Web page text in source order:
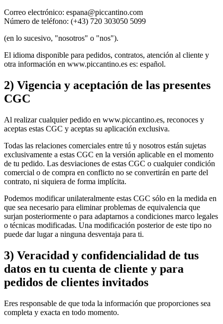
Correo electrónico: espana@piccantino.com
Número de teléfono: (+43) 720 303050 5099
(en lo sucesivo, "nosotros" o "nos").
El idioma disponible para pedidos, contratos, atención al cliente y
otra información en www.piccantino.es es: español.
2) Vigencia y aceptación de las presentes
CGC
Al realizar cualquier pedido en www.piccantino.es, reconoces y
aceptas estas CGC y aceptas su aplicación exclusiva.
Todas las relaciones comerciales entre tú y nosotros están sujetas
exclusivamente a estas CGC en la versión aplicable en el momento
de tu pedido. Las desviaciones de estas CGC o cualquier condición
comercial o de compra en conflicto no se convertirán en parte del
contrato, ni siquiera de forma implícita.
Podemos modificar unilateralmente estas CGC sólo en la medida en
que sea necesario para eliminar problemas de equivalencia que
surjan posteriormente o para adaptarnos a condiciones marco legales
o técnicas modificadas. Una modificación posterior de este tipo no
puede dar lugar a ninguna desventaja para ti.
3) Veracidad y confidencialidad de tus
datos en tu cuenta de cliente y para
pedidos de clientes invitados
Eres responsable de que toda la información que proporciones sea
completa y exacta en todo momento.